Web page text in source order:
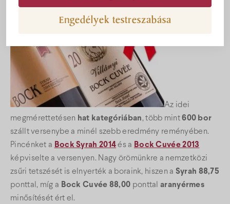
Engedélyek testreszabása
Az idei
megmérettetésen hat kategóriában , több mint600 bor
szállt versenybe a minél szebb eredmény reményében.
Pincénket a Bock Syrah 2014 és a Bock Cuvée 2013
képviselte a versenyen. Nagy örömünkre a nemzetközi
zsűri tetszését is elnyerték a boraink, hiszen a Syrah 88,75
ponttal, míg a Bock Cuvée 88,00 ponttalaranyérmes
minősítését ért el.